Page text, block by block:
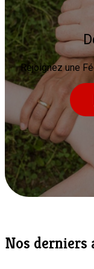
Rejoignez une
Nos derniers